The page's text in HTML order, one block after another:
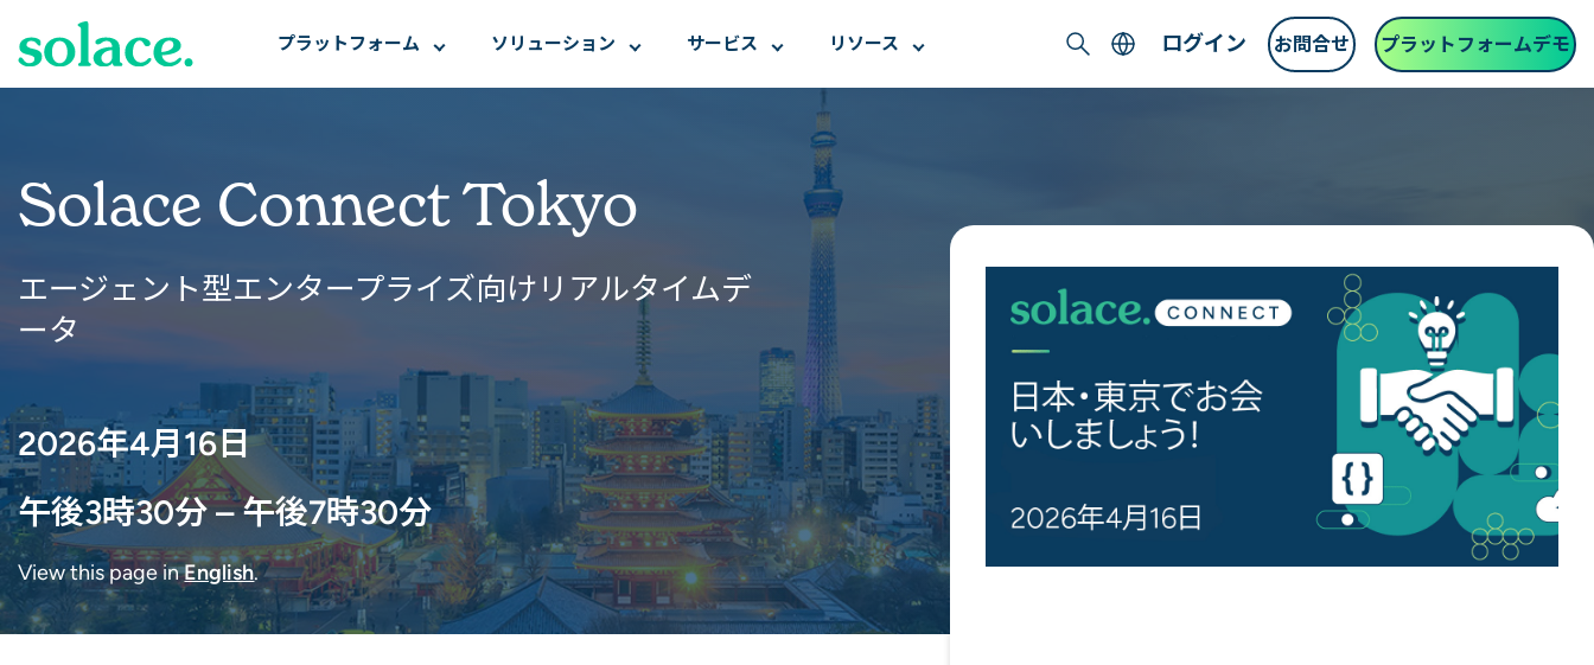
プラットフォーム ソリューション サービス リソース Search
한국어 (Korean)
ログイン お問合せ プラットフォームデモ
Solace Connect Tokyo​
エージェント型エンタープライズ向けリアルタイムデ
ータ
2026年4月16日
午後3時30分– 午後7時30分
View this page inEnglish.